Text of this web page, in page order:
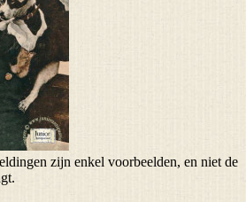
zijn enkel voorbeelden, en niet de